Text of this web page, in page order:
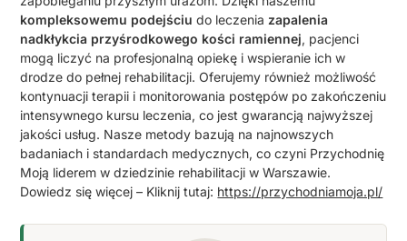
kompleksowemu podejściu do leczeniazapalenia
nadkłykcia przyśrodkowego kości ramiennej, pacjenci
mogą liczyć na profesjonalną opiekę i wspieranie ich w
drodze do pełnej rehabilitacji. Oferujemy również możliwość
kontynuacji terapii i monitorowania postępów po zakończeniu
intensywnego kursu leczenia, co jest gwarancją najwyższej
jakości usług. Nasze metody bazują na najnowszych
badaniach i standardach medycznych, co czyni Przychodnię
Moją liderem w dziedzinie rehabilitacji w Warszawie.
Dowiedz się więcej – Kliknij tutaj: https://przychodniamoja.pl/